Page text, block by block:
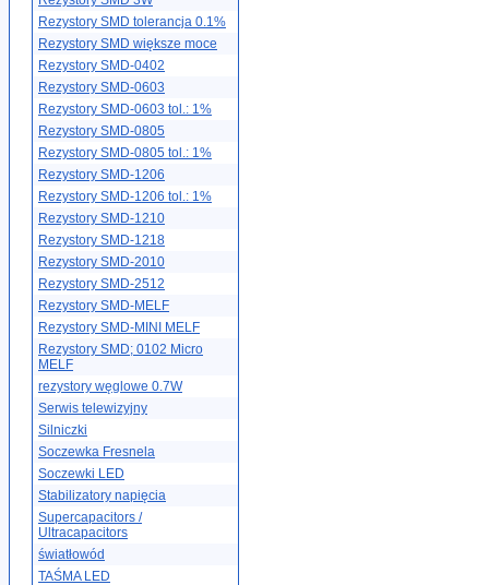
Rezystory SMD tolerancja 0.1%
Rezystory SMD większe moce
Rezystory SMD-0402
Rezystory SMD-0603
Rezystory SMD-0603 tol.: 1%
Rezystory SMD-0805
Rezystory SMD-0805 tol.: 1%
Rezystory SMD-1206
Rezystory SMD-1206 tol.: 1%
Rezystory SMD-1210
Rezystory SMD-1218
Rezystory SMD-2010
Rezystory SMD-2512
Rezystory SMD-MELF
Rezystory SMD-MINI MELF
Rezystory SMD; 0102 Micro
MELF
rezystory węglowe 0.7W
Serwis telewizyjny
Silniczki
Soczewka Fresnela
Soczewki LED
Stabilizatory napięcia
Supercapacitors /
Ultracapacitors
światłowód
TAŚMA LED